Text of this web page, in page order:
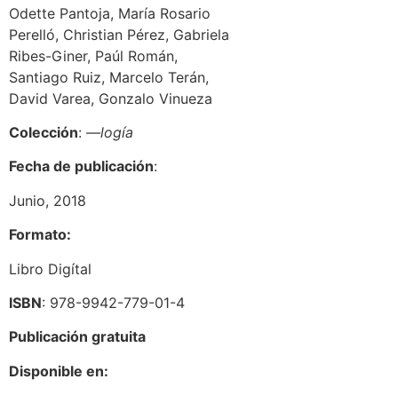
Odette Pantoja, María Rosario
Perelló, Christian Pérez, Gabriela
Ribes-Giner, Paúl Román,
Santiago Ruiz, Marcelo Terán,
David Varea, Gonzalo Vinueza
Colección: —logía
Fecha de publicación:
Junio, 2018
Formato:
Libro Digítal
ISBN: 978-9942-779-01-4
Publicación gratuita
Disponible en: